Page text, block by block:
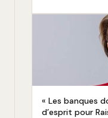
« Les banques
d’esprit pour